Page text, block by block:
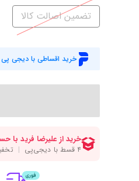
میز گیمینگ
اکسسوری
کول پد
کابل‌ها
رم
تضمین اصالت کالا
خرید اقساطی با دیجی پی